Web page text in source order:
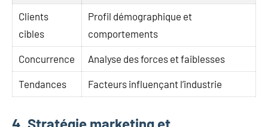
Clients
cibles
Profil démographique et
comportements
Concurrence Analyse des forces et faiblesses
Tendances Facteurs influençant l’industrie